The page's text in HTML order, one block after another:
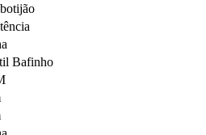
Bafinho